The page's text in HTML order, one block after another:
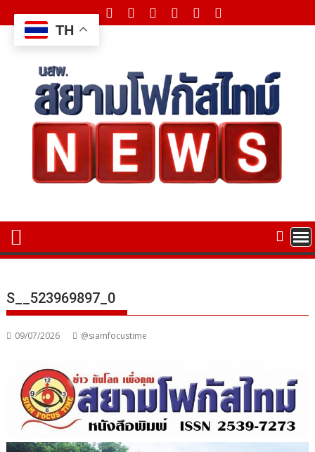
to
content
S__523969897_0
09/07/2026 @siamfocustime
TH